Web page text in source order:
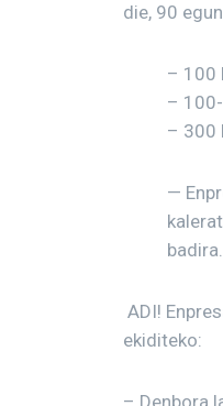
die, 90
– 100
–
– 300
—
badira.
ADI!
ekiditeko: